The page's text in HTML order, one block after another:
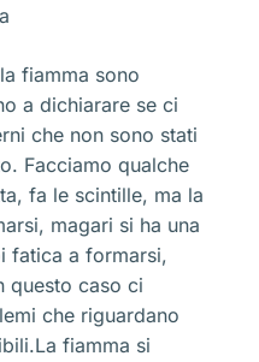
fiamma sono
a dichiarare se ci
che non sono stati
Facciamo qualche
fa le scintille, ma la
magari si ha una
fatica a formarsi,
questo caso ci
che riguardano
fiamma si